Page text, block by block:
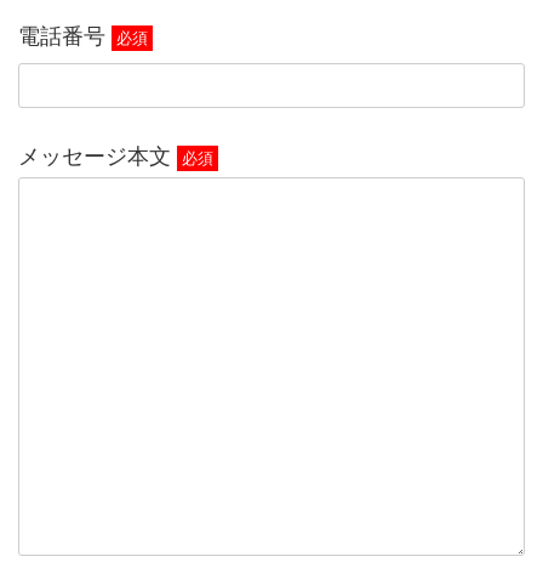
電話番号 必須
メッセージ本文 必須